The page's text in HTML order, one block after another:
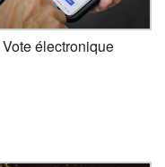
Vote électronique